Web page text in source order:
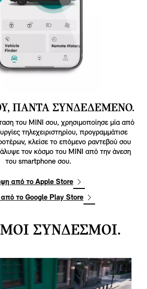
ΠΑΝΤΑ ΣΥΝΔΕΔΕΜΕΝΟ.
του MINI σου, χρησιμοποίησε μία από
τηλεχειριστηρίου, προγραμμάτισε
κλείσε το επόμενο ραντεβού σου
τον κόσμο του MINI από την άνεση
του smartphone σου.
από το Apple Store
το Google Play Store
ΣΥΝΔΕΣΜΟΙ.